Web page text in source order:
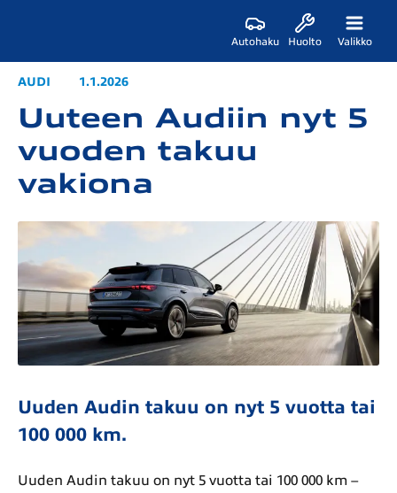
Autohaku Huolto Valikko
AUDI 1.1.2026
Uuteen Audiin nyt 5
vuoden takuu
vakiona
Uuden Audin takuu on nyt 5 vuotta tai
100 000 km.
Uuden Audin takuu on nyt 5 vuotta tai 100 000 km –